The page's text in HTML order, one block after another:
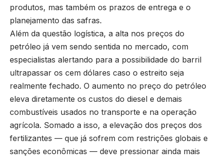
produtos, mas também os prazos de entrega e o
planejamento das safras.
Além da questão logística, a alta nos preços do
petróleo já vem sendo sentida no mercado, com
especialistas alertando para a possibilidade do barril
ultrapassar os cem dólares caso o estreito seja
realmente fechado. O aumento no preço do petróleo
eleva diretamente os custos do diesel e demais
combustíveis usados no transporte e na operação
agrícola. Somado a isso, a elevação dos preços dos
fertilizantes — que já sofrem com restrições globais e
sanções econômicas — deve pressionar ainda mais